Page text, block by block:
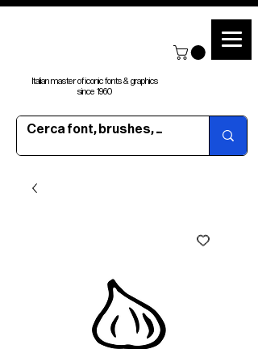
Italian master of iconic fonts & graphics
since 1960